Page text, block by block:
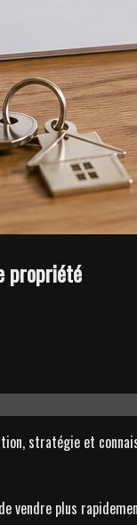
propriété
stratégie et
vendre plus